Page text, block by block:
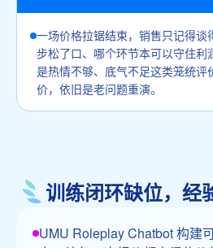
一场价格拉锯结束，销售只记得谈
步松了口、哪个环节本可以守住利
是热情不够、底气不足这类笼统评
价，依旧是老问题重演。
训练闭环缺位，经
UMU Roleplay Chatbot 构建